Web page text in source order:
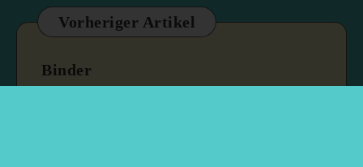
Vorheriger Artikel
Binder